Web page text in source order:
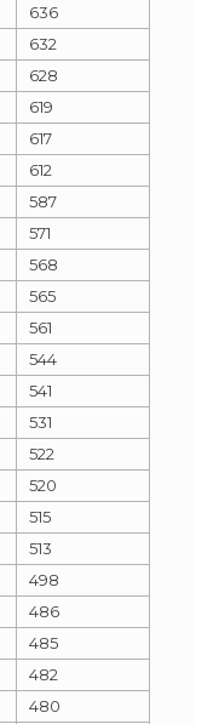
636
632
628
619
617
612
587
571
568
565
561
544
541
531
522
520
515
513
498
486
485
482
480